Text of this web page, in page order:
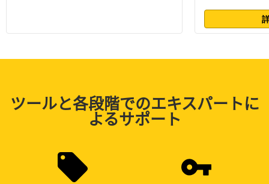
ツールと各段階でのエキスパートに
よるサポート